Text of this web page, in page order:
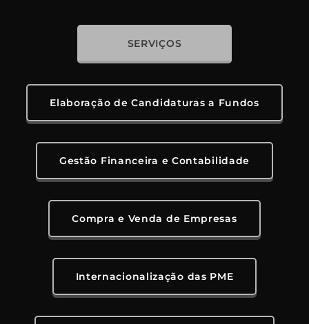
SERVIÇOS
Elaboração de Candidaturas a Fundos
Gestão Financeira e Contabilidade
Compra e Venda de Empresas
Internacionalização das PME